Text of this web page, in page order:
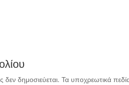
δημοσιεύεται. Τα υποχρεωτικά